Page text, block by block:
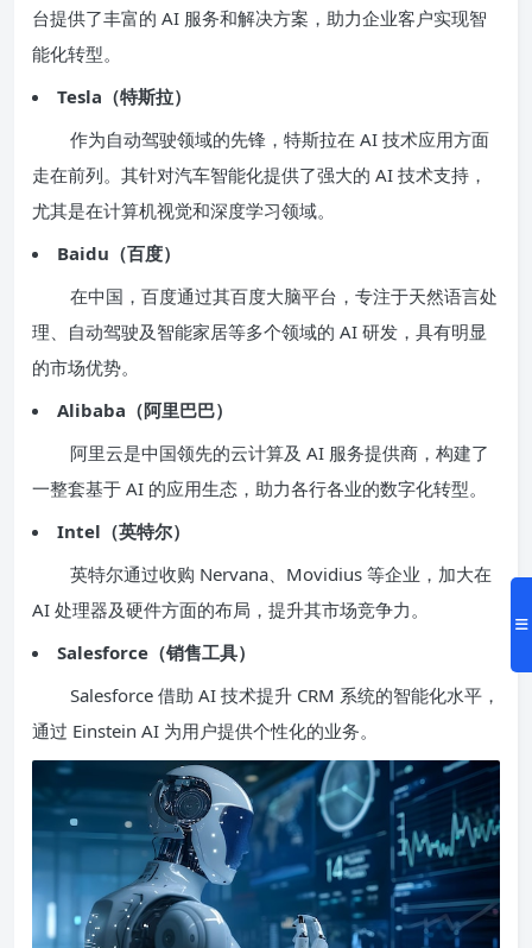
台提供了丰富的 AI 服务和解决方案，助力企业客户实现智
能化转型。
Tesla（特斯拉）
作为自动驾驶领域的先锋，特斯拉在 AI 技术应用方面
走在前列。其针对汽车智能化提供了强大的 AI 技术支持，
尤其是在计算机视觉和深度学习领域。
Baidu（百度）
在中国，百度通过其百度大脑平台，专注于天然语言处
理、自动驾驶及智能家居等多个领域的 AI 研发，具有明显
的市场优势。
Alibaba（阿里巴巴）
阿里云是中国领先的云计算及 AI 服务提供商，构建了
一整套基于 AI 的应用生态，助力各行各业的数字化转型。
Intel（英特尔）
英特尔通过收购 Nervana、Movidius 等企业，加大在
AI 处理器及硬件方面的布局，提升其市场竞争力。
Salesforce（销售工具）
Salesforce 借助 AI 技术提升 CRM 系统的智能化水平，
通过 Einstein AI 为用户提供个性化的业务。